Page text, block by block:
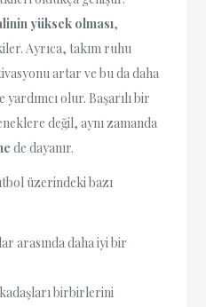
yüksek olması,
Ayrıca, takım ruhu
artar ve bu da daha
olur. Başarılı bir
değil, aynı zamanda
de dayanır.
üzerindeki bazı
arasında daha iyi bir
birbirlerini